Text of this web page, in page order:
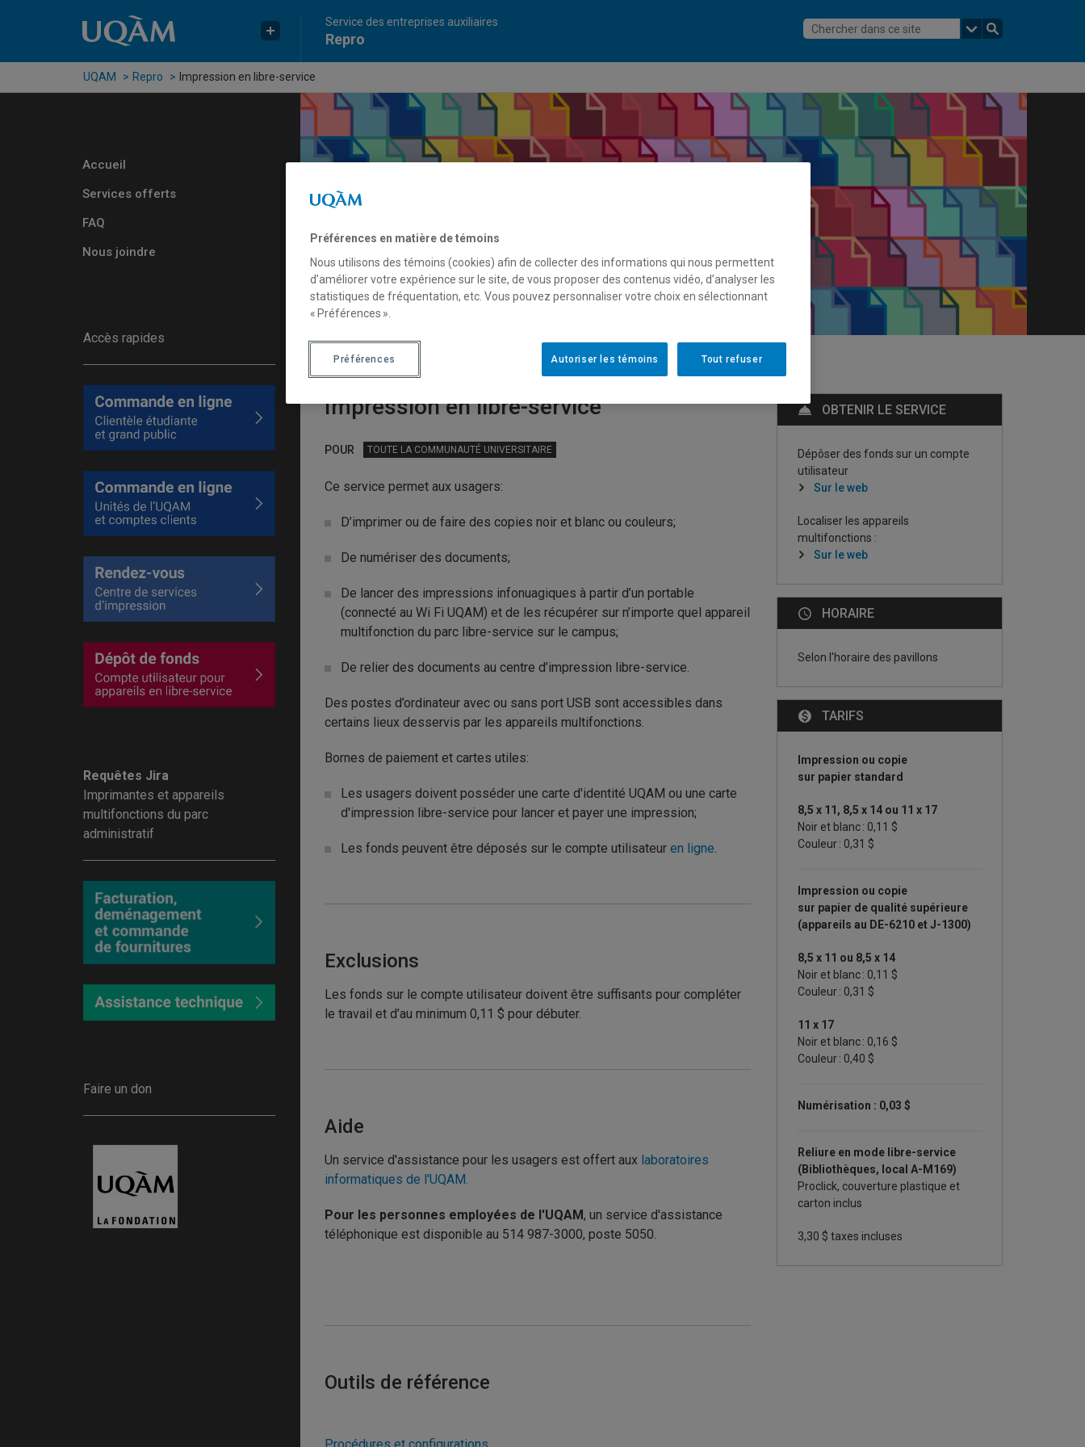
Service des entreprises auxiliaires
Repro
UQAM Repro Impression en libre-service
Accueil
Services offerts
FAQ
Nous joindre
Accès rapides
Requêtes Jira
Imprimantes et appareils
multifonctions du parc
administratif
Faire un don
Impression en libre-service
POUR TOUTE LA COMMUNAUTÉ UNIVERSITAIRE
Ce service permet aux usagers:
D’imprimer ou de faire des copies noir et blanc ou couleurs;
De numériser des documents;
De lancer des impressions infonuagiques à partir d’un portable
(connecté au Wi Fi UQAM) et de les récupérer sur n’importe quel appareil
multifonction du parc libre-service sur le campus;
De relier des documents au centre d’impression libre-service.
Des postes d’ordinateur avec ou sans port USB sont accessibles dans
certains lieux desservis par les appareils multifonctions.
Bornes de paiement et cartes utiles:
Les usagers doivent posséder une carte d'identité UQAM ou une carte
d'impression libre-service pour lancer et payer une impression;
Les fonds peuvent être déposés sur le compte utilisateur en ligne.
Exclusions
Les fonds sur le compte utilisateur doivent être suffisants pour compléter
le travail et d’au minimum 0,11 $ pour débuter.
Aide
Un service d'assistance pour les usagers est offert aux laboratoires
informatiques de l'UQAM.
Pour les personnes employées de l'UQAM, un service d'assistance
téléphonique est disponible au 514 987-3000, poste 5050.
Outils de référence
OBTENIR LE SERVICE
Dépôser des fonds sur un compte
utilisateur
Sur le web
Localiser les appareils
multifonctions :
Sur le web
HORAIRE
Selon l'horaire des pavillons
TARIFS
Impression ou copie
sur papier standard
8,5 x 11, 8,5 x 14 ou 11 x 17
Noir et blanc : 0,11 $
Couleur : 0,31 $
Impression ou copie
sur papier de qualité supérieure
(appareils au DE-6210 et J-1300)
8,5 x 11 ou 8,5 x 14
Noir et blanc : 0,11 $
Couleur : 0,31 $
11 x 17
Noir et blanc : 0,16 $
Couleur : 0,40 $
Numérisation : 0,03 $
Reliure en mode libre-service
(Bibliothèques, local A-M169)
Proclick, couverture plastique et
carton inclus
3,30 $ taxes incluses
Préférences en matière de témoins
Nous utilisons des témoins (cookies) afin de collecter des informations qui nous permettent
d’améliorer votre expérience sur le site, de vous proposer des contenus vidéo, d’analyser les
statistiques de fréquentation, etc. Vous pouvez personnaliser votre choix en sélectionnant
« Préférences ».
Tout refuser
Autoriser les témoins
Préférences